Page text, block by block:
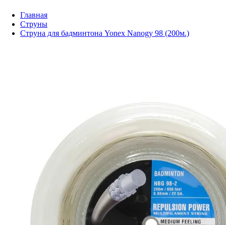
Главная
Струны
Струна для бадминтона Yonex Nanogy 98 (200м.)